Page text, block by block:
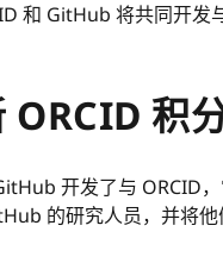
和 GitHub 将共同开
积
开发了与 ORCID
的研究人员，并将